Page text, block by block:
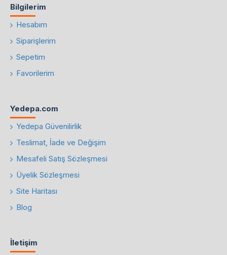
Bilgilerim
Hesabım
Siparişlerim
Sepetim
Favorilerim
Yedepa.com
Yedepa Güvenilirlik
Teslimat, İade ve Değişim
Mesafeli Satış Sözleşmesi
Üyelik Sözleşmesi
Site Haritası
Blog
İletişim